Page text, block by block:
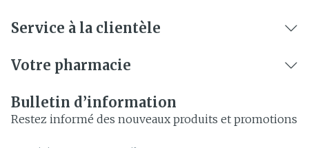
Service à la clientèle
Votre pharmacie
Bulletin d’information
Restez informé des nouveaux produits et promotions
Adresse mail